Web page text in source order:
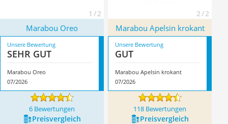
1 / 2 2 / 2
Marabou Oreo Marabou Apelsin krokant
Unsere Bewertung
SEHR GUT
Marabou Oreo
07/2026
Unsere Bewertung
GUT
Marabou Apelsin krokant
07/2026
6 Bewertungen 118 Bewertungen
Preis­vergleich
Preis­vergleich